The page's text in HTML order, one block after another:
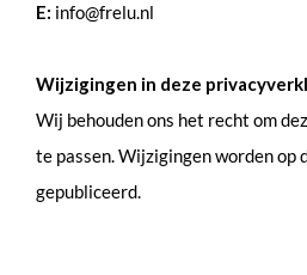
E: info@frelu.nl
Wijzigingen in deze
Wij behouden ons het recht om
te passen. Wijzigingen worden op
gepubliceerd.